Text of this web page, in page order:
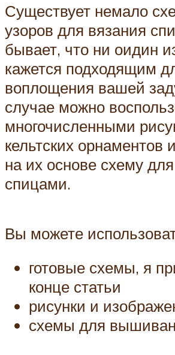
Существует немало
узоров для вязания
бывает, что ни оидин
кажется подходящим
воплощения вашей
случае можно
многочисленными
кельтских орнаментов
на их основе схему
спицами.
Вы можете
готовые схемы, я
конце статьи
рисунки и
схемы для